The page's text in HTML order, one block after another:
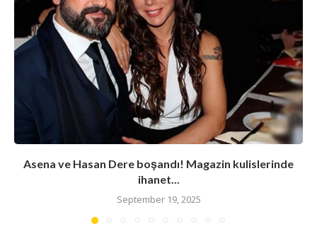
Asena ve Hasan Dere boşandı! Magazin kulislerinde
ihanet...
September 19, 2025